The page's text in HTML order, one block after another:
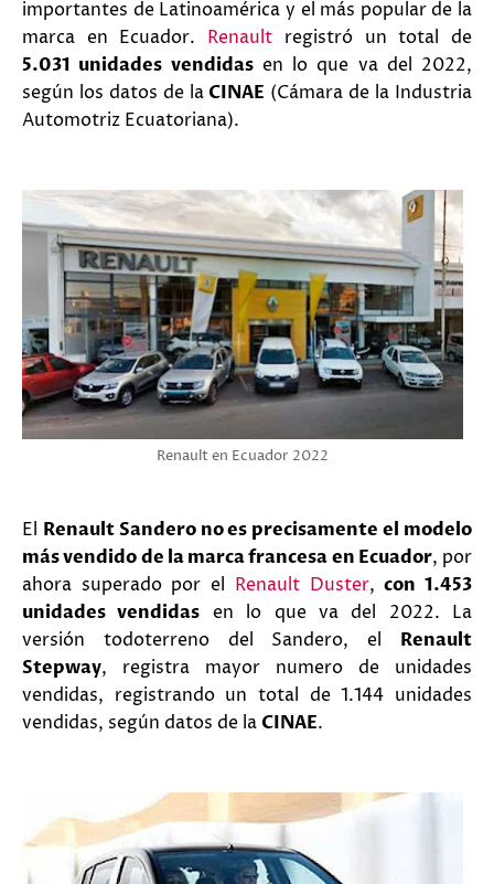
importantes de Latinoamérica y el más popular de la
marca en Ecuador. Renault registró un total de
5.031 unidades vendidasen lo que va del 2022,
según los datos de laCINAE (Cámara de la Industria
Automotriz Ecuatoriana).
Renault en Ecuador 2022
El Renault Sandero no es precisamente el modelo
más vendido de la marca francesa en Ecuador, por
ahora superado por el Renault Duster,con 1.453
unidades vendidas en lo que va del 2022. La
versión todoterreno del Sandero, el Renault
Stepway, registra mayor numero de unidades
vendidas, registrando un total de 1.144 unidades
vendidas, según datos de laCINAE.